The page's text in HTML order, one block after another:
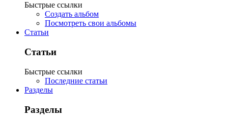
Быстрые ссылки
Создать альбом
Посмотреть свои альбомы
Статьи
Статьи
Быстрые ссылки
Последние статьи
Разделы
Разделы